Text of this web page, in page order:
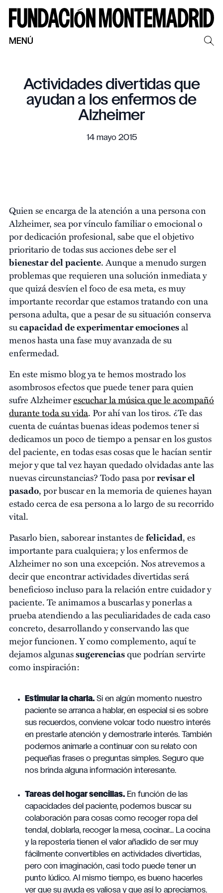
MENÚ
Actividades divertidas que
ayudan a los enfermos de
Alzheimer
14 mayo 2015
Quien se encarga de la atención a una persona con
Alzheimer, sea por vínculo familiar o emocional o
por dedicación profesional, sabe que el objetivo
prioritario de todas sus acciones debe ser el
bienestar del paciente. Aunque a menudo surgen
problemas que requieren una solución inmediata y
que quizá desvíen el foco de esa meta, es muy
importante recordar que estamos tratando con una
persona adulta, que a pesar de su situación conserva
sucapacidad deexperimentar emocionesal
menos hasta una fase muy avanzada de su
enfermedad.
En este mismo blog ya te hemos mostrado los
asombrosos efectos que puede tener para quien
sufre Alzheimerescuchar la música que le acompañó
durante toda su vida. Por ahí van los tiros. ¿Te das
cuenta de cuántas buenas ideas podemos tener si
dedicamos un poco de tiempo a pensar en los gustos
del paciente, en todas esas cosas que le hacían sentir
mejor y que tal vez hayan quedado olvidadas ante las
nuevas circunstancias? Todo pasa porrevisar el
pasado, por buscar en la memoria de quienes hayan
estado cerca de esa persona a lo largo de su recorrido
vital.
Pasarlo bien, saborear instantes defelicidad, es
importante para cualquiera; y los enfermos de
Alzheimer no son una excepción. Nos atrevemos a
decir que encontrar actividades divertidas será
beneficioso incluso para la relación entre cuidador y
paciente. Te animamos a buscarlas y ponerlas a
prueba atendiendo a las peculiaridades de cada caso
concreto, desarrollando y conservando las que
mejor funcionen. Y como complemento, aquí te
dejamos algunassugerenciasque podrían servirte
como inspiración:
Estimular la charla. Si en algún momento nuestro
paciente se arranca a hablar, en especial si es sobre
sus recuerdos, conviene volcar todo nuestro interés
en prestarle atención y demostrarle interés. También
podemos animarle a continuar con su relato con
pequeñas frases o preguntas simples. Seguro que
nos brinda alguna información interesante.
Tareas del hogar sencillas. En función de las
capacidades del paciente, podemos buscar su
colaboración para cosas como recoger ropa del
tendal, doblarla, recoger la mesa, cocinar... La cocina
y la repostería tienen el valor añadido de ser muy
fácilmente convertibles en actividades divertidas,
pero con imaginación, casi todo puede tener un
punto lúdico. Al mismo tiempo, es bueno hacerles
ver que su ayuda es valiosa y que así lo apreciamos.